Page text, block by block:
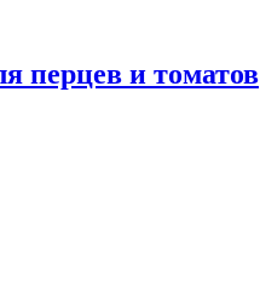
перцев и томатов